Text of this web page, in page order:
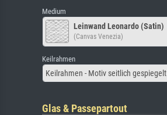
Medium
Leinwand Leonardo (Satin)
(Canvas Venezia)
Keilrahmen
Keilrahmen - Motiv seitlich gespiegelt
Glas & Passepartout